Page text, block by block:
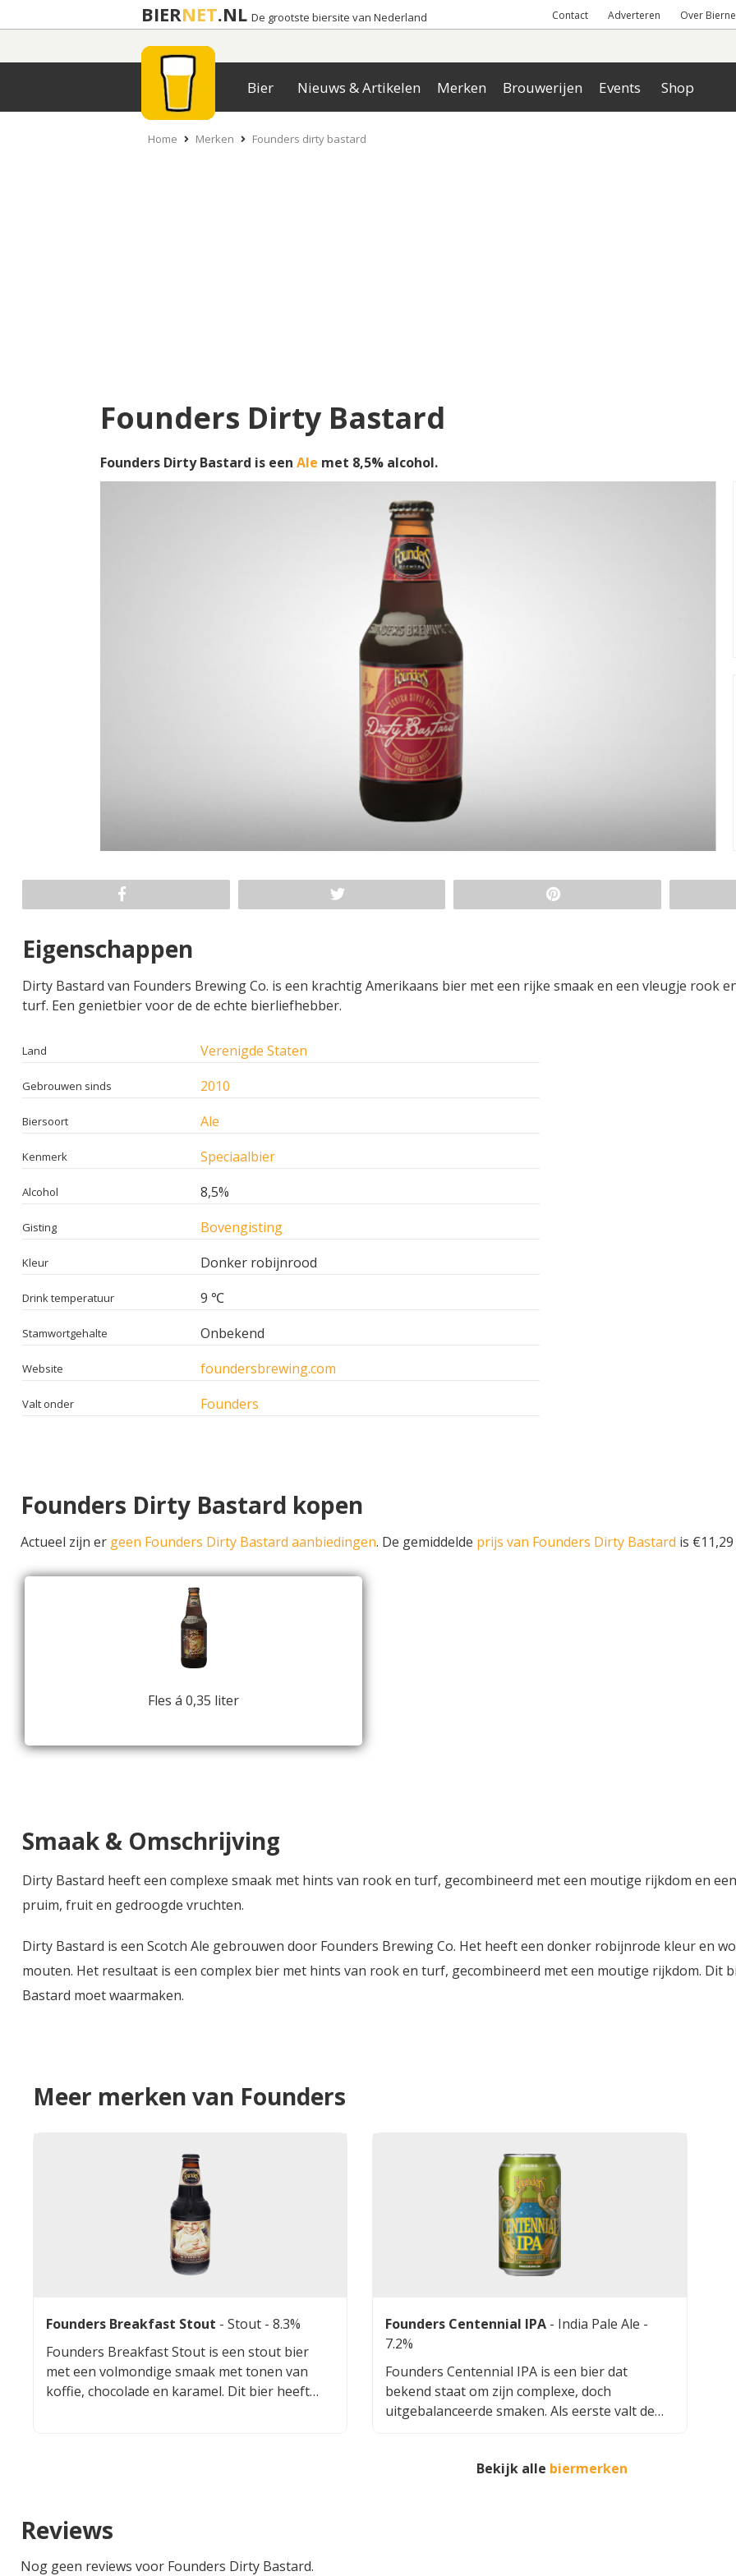
BIERNET.NL De grootste biersite van Nederland Contact Adverteren Over
Bier Nieuws & Artikelen Merken Brouwerijen Events Shop
Home Merken Founders dirty bastard
Founders Dirty Bastard
Founders Dirty Bastard is een Ale met 8,5% alcohol.
Eigenschappen
Dirty Bastard van Founders Brewing Co. is een krachtig Amerikaans bier met een rijke smaak en een vleugje rook
turf. Een genietbier voor de de echte bierliefhebber.
Land Verenigde Staten
Gebrouwen sinds 2010
Biersoort Ale
Kenmerk Speciaalbier
Alcohol 8,5%
Gisting Bovengisting
Kleur Donker robijnrood
Drink temperatuur 9 ℃
Stamwortgehalte Onbekend
Website foundersbrewing.com
Valt onder Founders
Founders Dirty Bastard kopen
Actueel zijn er geen Founders Dirty Bastard aanbiedingen. De gemiddelde prijs van Founders Dirty Bastard is
Fles á 0,35 liter
Smaak & Omschrijving
Dirty Bastard heeft een complexe smaak met hints van rook en turf, gecombineerd met een moutige rijkdom en
pruim, fruit en gedroogde vruchten.
Dirty Bastard is een Scotch Ale gebrouwen door Founders Brewing Co. Het heeft een donker robijnrode kleur en
mouten. Het resultaat is een complex bier met hints van rook en turf, gecombineerd met een moutige rijkdom. Dit
Bastard moet waarmaken.
Meer merken van Founders
Founders Breakfast Stout - Stout - 8.3%
Founders Breakfast Stout is een stout bier
met een volmondige smaak met tonen van
koffie, chocolade en karamel. Dit bier heeft
Founders Centennial IPA - India Pale Ale -
7.2%
Founders Centennial IPA is een bier dat
bekend staat om zijn complexe, doch
uitgebalanceerde smaken. Als eerste valt de
hopsoort geeft het bier een sterke, maar
Bekijk alle biermerken
Reviews
Nog geen reviews voor Founders Dirty Bastard.